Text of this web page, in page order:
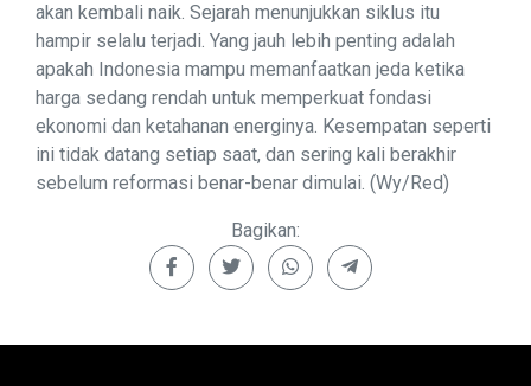
akan kembali naik. Sejarah menunjukkan siklus itu
hampir selalu terjadi. Yang jauh lebih penting adalah
apakah Indonesia mampu memanfaatkan jeda ketika
harga sedang rendah untuk memperkuat fondasi
ekonomi dan ketahanan energinya. Kesempatan seperti
ini tidak datang setiap saat, dan sering kali berakhir
sebelum reformasi benar-benar dimulai. (Wy/Red)
Bagikan: